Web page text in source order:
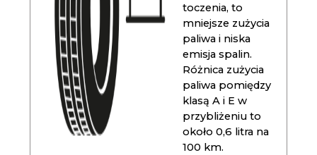
toczenia, to
mniejsze zużycia
paliwa i niska
emisja spalin.
Różnica zużycia
paliwa pomiędzy
klasą A i E w
przybliżeniu to
około 0,6 litra na
100 km.